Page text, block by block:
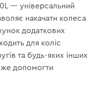
— універсальний
накачати колеса
додаткових
для коліс
та будь-яких інших
допомогти